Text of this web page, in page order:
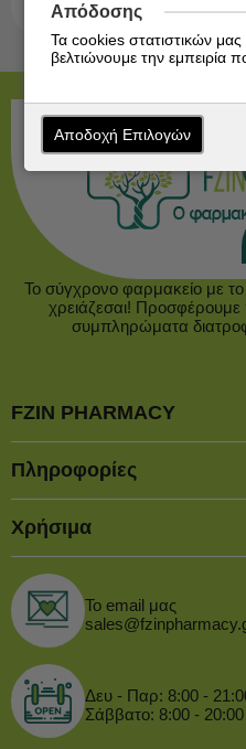
Το σύγχρονο φαρμακείο με
χρειάζεσαι! Προσφέρουμε
συμπληρώματα
FZIN PHARMACY
Πληροφορίες
Χρήσιμα
Το email μας
Δευ - Παρ: 8:00 -
Σάββατο: 8:00 - 20:00
Απόδοσης
Τα cookies στατιστικών
βελτιώνουμε την εμπειρία
Αποδοχή Επιλογών